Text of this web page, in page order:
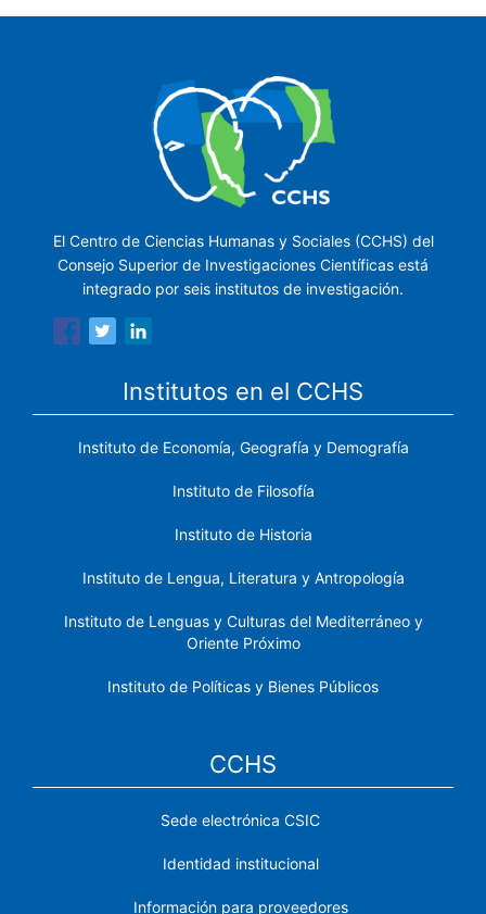
El Centro de Ciencias Humanas y Sociales (CCHS) del
Consejo Superior de Investigaciones Científicas está
integrado por seis institutos de investigación.
Institutos en el CCHS
Instituto de Economía, Geografía y Demografía
Instituto de Filosofía
Instituto de Historia
Instituto de Lengua, Literatura y Antropología
Instituto de Lenguas y Culturas del Mediterráneo y
Oriente Próximo
Instituto de Políticas y Bienes Públicos
CCHS
Sede electrónica CSIC
Identidad institucional
Información para proveedores